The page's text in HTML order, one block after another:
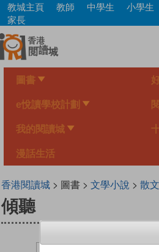
Skip
main
content
教城主頁 教師 中學生
小學生
家長
圖書
e悅讀學校計劃
我的閱讀城
漫話生活
香港閱讀城> 圖書 > 文學小說 > 散文
傾聽